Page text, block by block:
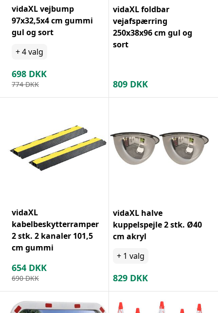
vidaXL vejbump
97x32,5x4 cm gummi
gul og sort
+4valg
698 DKK
774 DKK
vidaXL foldbar
vejafspærring
250x38x96 cm gul og
sort
809 DKK
vidaXL
kabelbeskytterramper
2 stk. 2 kanaler 101,5
cm gummi
654 DKK
690 DKK
vidaXL halve
kuppelspejle 2 stk. Ø40
cm akryl
+ 1 valg
829 DKK